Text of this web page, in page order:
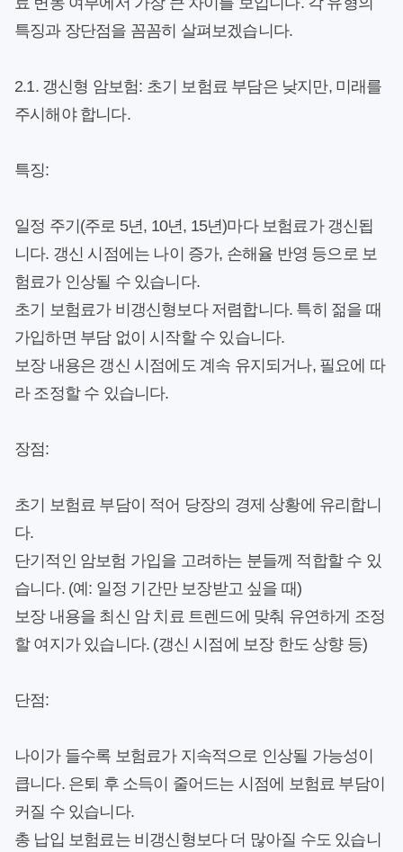
특징과 장단점을 꼼꼼히 살펴보겠습니다.
2.1. 갱신형 암보험: 초기 보험료 부담은 낮지만, 미래를
주시해야 합니다.
특징:
일정 주기(주로 5년, 10년, 15년)마다 보험료가 갱신됩
니다. 갱신 시점에는 나이 증가, 손해율 반영 등으로 보
험료가 인상될 수 있습니다.
초기 보험료가 비갱신형보다 저렴합니다. 특히 젊을 때
가입하면 부담 없이 시작할 수 있습니다.
보장 내용은 갱신 시점에도 계속 유지되거나, 필요에 따
라 조정할 수 있습니다.
장점:
초기 보험료 부담이 적어 당장의 경제 상황에 유리합니
다.
단기적인 암보험 가입을 고려하는 분들께 적합할 수 있
습니다.(예: 일정 기간만 보장받고 싶을 때)
보장 내용을 최신 암 치료 트렌드에 맞춰 유연하게 조정
할 여지가 있습니다. (갱신 시점에 보장 한도 상향 등)
단점:
나이가 들수록 보험료가 지속적으로 인상될 가능성이
큽니다.은퇴 후 소득이 줄어드는 시점에 보험료 부담이
커질 수 있습니다.
총 납입 보험료는 비갱신형보다 더 많아질 수도 있습니